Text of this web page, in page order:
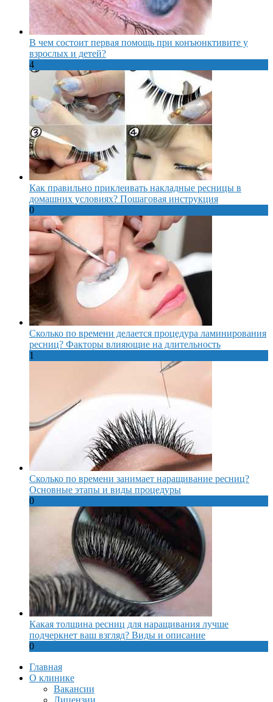
В чем состоит первая помощь при конъюнктивите у
взрослых и детей?
4
Как правильно приклеивать накладные ресницы в
домашних условиях? Пошаговая инструкция
0
Сколько по времени делается процедура ламинирования
ресниц? Факторы влияющие на длительность
1
Сколько по времени занимает наращивание ресниц?
Основные этапы и виды процедуры
0
Какая толщина ресниц для наращивания лучше
подчеркнет ваш взгляд? Виды и описание
0
Главная
О клинике
Вакансии
Лицензии